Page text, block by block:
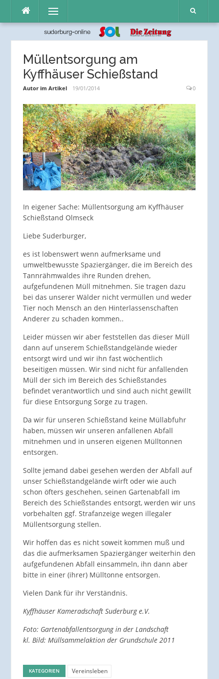
Inhalt
Menü
Müllentsorgung am
Kyffhäuser Schießstand
Autor im Artikel 19/01/2014 0
In eigener Sache: Müllentsorgung am Kyffhäuser
Schießstand Olmseck
Liebe Suderburger,
es ist lobenswert wenn aufmerksame und
umweltbewusste Spaziergänger, die im Bereich des
Tannrähmwaldes ihre Runden drehen,
aufgefundenen Müll mitnehmen. Sie tragen dazu
bei das unserer Wälder nicht vermüllen und weder
Tier noch Mensch an den Hinterlassenschaften
Anderer zu schaden kommen..
Leider müssen wir aber feststellen das dieser Müll
dann auf unserem Schießstandgelände wieder
entsorgt wird und wir ihn fast wöchentlich
beseitigen müssen. Wir sind nicht für anfallenden
Müll der sich im Bereich des Schießstandes
befindet verantwortlich und sind auch nicht gewillt
für diese Entsorgung Sorge zu tragen.
Da wir für unseren Schießstand keine Müllabfuhr
haben, müssen wir unseren anfallenen Abfall
mitnehmen und in unseren eigenen Mülltonnen
entsorgen.
Sollte jemand dabei gesehen werden der Abfall auf
unser Schießstandgelände wirft oder wie auch
schon öfters geschehen, seinen Gartenabfall im
Bereich des Schießstandes entsorgt, werden wir uns
vorbehalten ggf. Strafanzeige wegen illegaler
Müllentsorgung stellen.
Wir hoffen das es nicht soweit kommen muß und
das die aufmerksamen Spaziergänger weiterhin den
aufgefundenen Abfall einsammeln, ihn dann aber
bitte in einer (ihrer) Mülltonne entsorgen.
Vielen Dank für ihr Verständnis.
Kyffhäuser Kameradschaft Suderburg e.V.
Foto: Gartenabfallentsorgung in der Landschaft
kl. Bild: Müllsammelaktion der Grundschule 2011
KATEGORIEN Vereinsleben